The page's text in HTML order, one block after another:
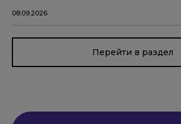
08.09.2026
Перейти в раздел